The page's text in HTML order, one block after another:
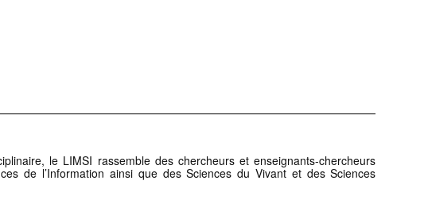
le LIMSI rassemble des chercheurs et enseignants-chercheurs
de l’Information ainsi que des Sciences du Vivant et des Sciences